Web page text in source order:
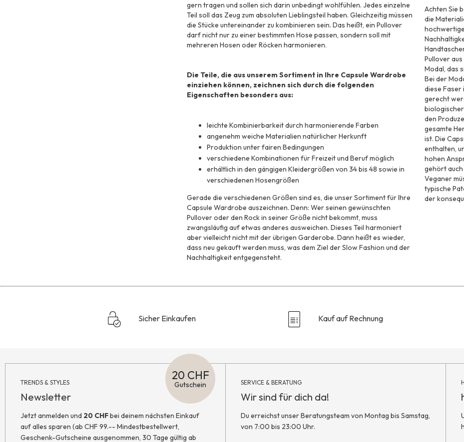
gern tragen und sollen sich darin unbedingt wohlfühlen. Jedes einzelne
Teil soll das Zeug zum absoluten Lieblingsteil haben. Gleichzeitig müssen
die Stücke untereinander zu kombinieren sein. Das heißt, ein Pullover
darf nicht nur zu einer bestimmten Hose passen, sondern soll mit
mehreren Hosen oder Röcken harmonieren.
Die Teile, die aus unserem Sortiment in Ihre Capsule Wardrobe
einziehen können, zeichnen sich durch die folgenden
Eigenschaften besonders aus:
leichte Kombinierbarkeit durch harmonierende Farben
angenehm weiche Materialien natürlicher Herkunft
Produktion unter fairen Bedingungen
verschiedene Kombinationen für Freizeit und Beruf möglich
erhältlich in den gängigen Kleidergrößen von 34 bis 48 sowie in
verschiedenen Hosengrößen
Gerade die verschiedenen Größen sind es, die unser Sortiment für Ihre
Capsule Wardrobe auszeichnen. Denn: Wer seinen gewünschten
Pullover oder den Rock in seiner Größe nicht bekommt, muss
zwangsläufig auf etwas anderes ausweichen. Dieses Teil harmoniert
aber vielleicht nicht mit der übrigen Garderobe. Dann heißt es wieder,
dass neu gekauft werden muss, was dem Ziel der Slow Fashion und der
Nachhaltigkeit entgegensteht.
Achten Sie
die
Pullover
Modal, das
Bei der
diese Faser
gerecht
den
gesamte
ist. Die Capsule Wardrobe kann natürlich auch vegane Kleidung
enthalten,
hohen
gehört auch
Veganer
typische
der
Sicher Einkaufen Kauf auf Rechnung
TRENDS & STYLES
Newsletter
20 CHF
Gutschein
Jetzt anmelden und 20 CHFbei deinem nächsten Einkauf
auf alles sparen (ab CHF 99.-- Mindestbestellwert,
Geschenk-Gutscheine ausgenommen, 30 Tage gültig ab
SERVICE & BERATUNG
Wir sind für dich da!
Du erreichst unser Beratungsteam von Montag bis Samstag,
von 7:00 bis 23:00 Uhr.